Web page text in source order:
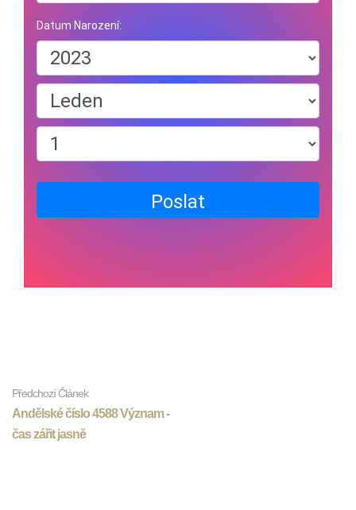
Datum Narození:
Poslat
Předchozí Článek
Andělské číslo 4588 Význam -
čas zářit jasně